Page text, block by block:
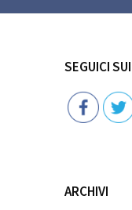
SEGUICI
ARCHIVI